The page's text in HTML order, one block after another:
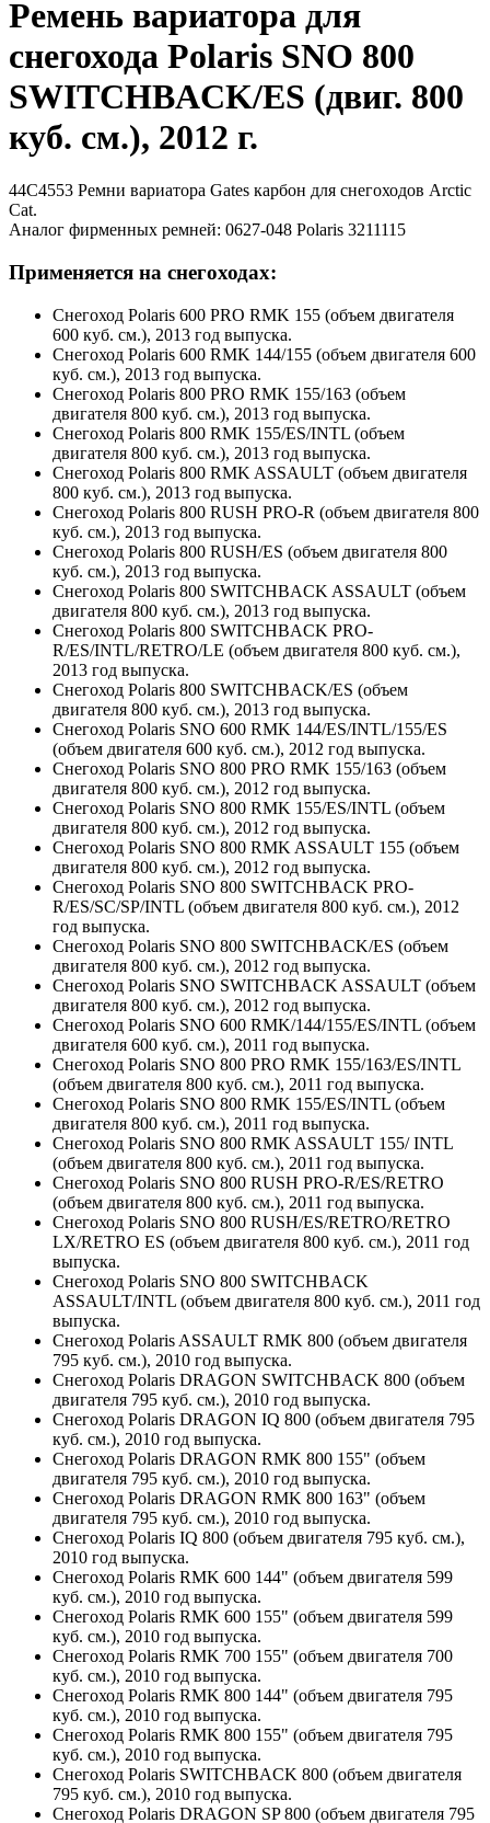
Ремень вариатора для
снегохода Polaris SNO 800
SWITCHBACK/ES (двиг. 800
куб. см.), 2012 г.
44C4553 Ремни вариатора Gates карбон для снегоходов Arctic
Cat.
Аналог фирменных ремней: 0627-048 Polaris 3211115
Применяется на снегоходах:
Снегоход Polaris 600 PRO RMK 155 (объем двигателя
600 куб. см.), 2013 год выпуска.
Снегоход Polaris 600 RMK 144/155 (объем двигателя 600
куб. см.), 2013 год выпуска.
Снегоход Polaris 800 PRO RMK 155/163 (объем
двигателя 800 куб. см.), 2013 год выпуска.
Снегоход Polaris 800 RMK 155/ES/INTL (объем
двигателя 800 куб. см.), 2013 год выпуска.
Снегоход Polaris 800 RMK ASSAULT (объем двигателя
800 куб. см.), 2013 год выпуска.
Снегоход Polaris 800 RUSH PRO-R (объем двигателя 800
куб. см.), 2013 год выпуска.
Снегоход Polaris 800 RUSH/ES (объем двигателя 800
куб. см.), 2013 год выпуска.
Снегоход Polaris 800 SWITCHBACK ASSAULT (объем
двигателя 800 куб. см.), 2013 год выпуска.
Снегоход Polaris 800 SWITCHBACK PRO-
R/ES/INTL/RETRO/LE (объем двигателя 800 куб. см.),
2013 год выпуска.
Снегоход Polaris 800 SWITCHBACK/ES (объем
двигателя 800 куб. см.), 2013 год выпуска.
Снегоход Polaris SNO 600 RMK 144/ES/INTL/155/ES
(объем двигателя 600 куб. см.), 2012 год выпуска.
Снегоход Polaris SNO 800 PRO RMK 155/163 (объем
двигателя 800 куб. см.), 2012 год выпуска.
Снегоход Polaris SNO 800 RMK 155/ES/INTL (объем
двигателя 800 куб. см.), 2012 год выпуска.
Снегоход Polaris SNO 800 RMK ASSAULT 155 (объем
двигателя 800 куб. см.), 2012 год выпуска.
Снегоход Polaris SNO 800 SWITCHBACK PRO-
R/ES/SC/SP/INTL (объем двигателя 800 куб. см.), 2012
год выпуска.
Снегоход Polaris SNO 800 SWITCHBACK/ES (объем
двигателя 800 куб. см.), 2012 год выпуска.
Снегоход Polaris SNO SWITCHBACK ASSAULT (объем
двигателя 800 куб. см.), 2012 год выпуска.
Снегоход Polaris SNO 600 RMK/144/155/ES/INTL (объем
двигателя 600 куб. см.), 2011 год выпуска.
Снегоход Polaris SNO 800 PRO RMK 155/163/ES/INTL
(объем двигателя 800 куб. см.), 2011 год выпуска.
Снегоход Polaris SNO 800 RMK 155/ES/INTL (объем
двигателя 800 куб. см.), 2011 год выпуска.
Снегоход Polaris SNO 800 RMK ASSAULT 155/ INTL
(объем двигателя 800 куб. см.), 2011 год выпуска.
Снегоход Polaris SNO 800 RUSH PRO-R/ES/RETRO
(объем двигателя 800 куб. см.), 2011 год выпуска.
Снегоход Polaris SNO 800 RUSH/ES/RETRO/RETRO
LX/RETRO ES (объем двигателя 800 куб. см.), 2011 год
выпуска.
Снегоход Polaris SNO 800 SWITCHBACK
ASSAULT/INTL (объем двигателя 800 куб. см.), 2011 год
выпуска.
Снегоход Polaris ASSAULT RMK 800 (объем двигателя
795 куб. см.), 2010 год выпуска.
Снегоход Polaris DRAGON SWITCHBACK 800 (объем
двигателя 795 куб. см.), 2010 год выпуска.
Снегоход Polaris DRAGON IQ 800 (объем двигателя 795
куб. см.), 2010 год выпуска.
Снегоход Polaris DRAGON RMK 800 155" (объем
двигателя 795 куб. см.), 2010 год выпуска.
Снегоход Polaris DRAGON RMK 800 163" (объем
двигателя 795 куб. см.), 2010 год выпуска.
Снегоход Polaris IQ 800 (объем двигателя 795 куб. см.),
2010 год выпуска.
Снегоход Polaris RMK 600 144" (объем двигателя 599
куб. см.), 2010 год выпуска.
Снегоход Polaris RMK 600 155" (объем двигателя 599
куб. см.), 2010 год выпуска.
Снегоход Polaris RMK 700 155" (объем двигателя 700
куб. см.), 2010 год выпуска.
Снегоход Polaris RMK 800 144" (объем двигателя 795
куб. см.), 2010 год выпуска.
Снегоход Polaris RMK 800 155" (объем двигателя 795
куб. см.), 2010 год выпуска.
Снегоход Polaris SWITCHBACK 800 (объем двигателя
795 куб. см.), 2010 год выпуска.
Снегоход Polaris DRAGON SP 800 (объем двигателя 795